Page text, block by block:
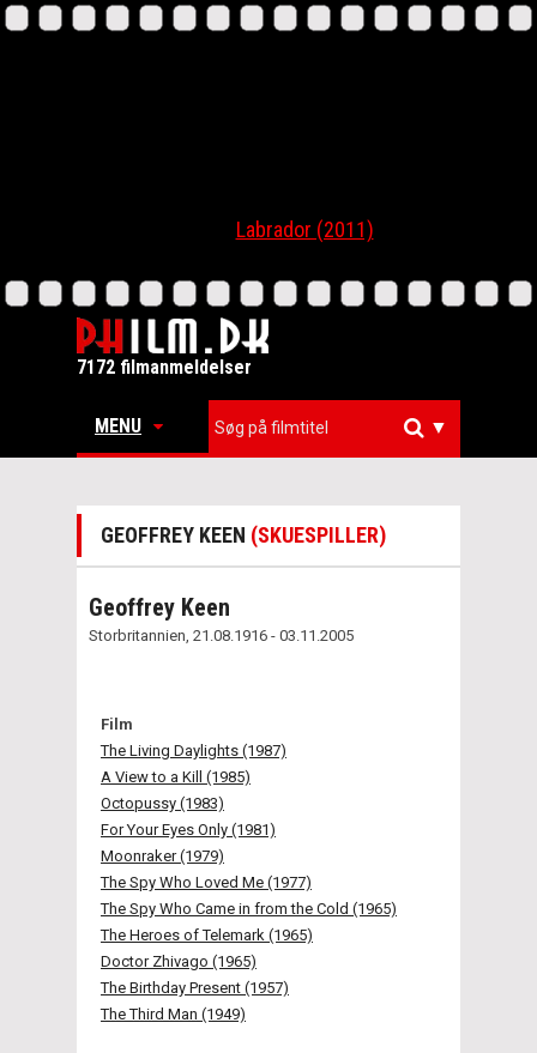
Labrador (2011)
7172 filmanmeldelser
MENU ▼
GEOFFREY KEEN (SKUESPILLER)
Geoffrey Keen
Storbritannien, 21.08.1916 - 03.11.2005
Film
The Living Daylights (1987)
A View to a Kill (1985)
Octopussy (1983)
For Your Eyes Only (1981)
Moonraker (1979)
The Spy Who Loved Me (1977)
The Spy Who Came in from the Cold (1965)
The Heroes of Telemark (1965)
Doctor Zhivago (1965)
The Birthday Present (1957)
The Third Man (1949)